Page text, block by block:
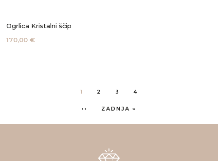
Ogrlica Kristalni ščip
170,00 €
CURRENT
1 PAGE
2 PAGE
3 PAGE
4
NEXT
››
LAST
ZADNJA »